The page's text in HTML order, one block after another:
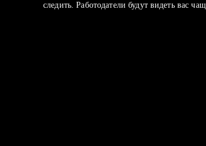
следить. Работодатели будут видеть вас